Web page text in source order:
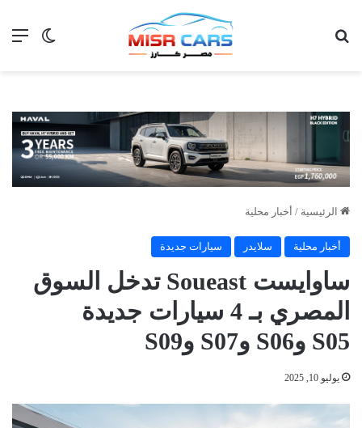
الوضع
الرئيسية / أخبار محلية
أخبار محلية سلايدر سيارات جديدة
ساوايست Soueast تدخل السوق
المصري بـ 4 سيارات جديدة
S05 وS06 وS07 وS09
يوليو 10, 2025